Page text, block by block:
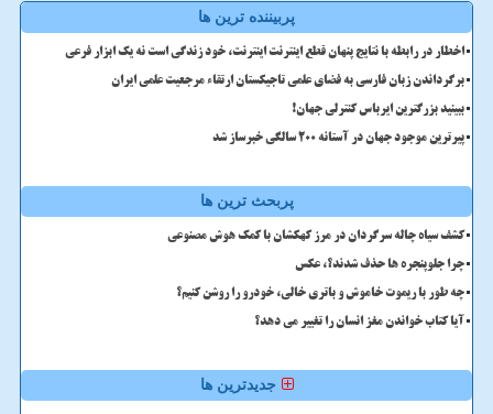
پربیننده ترین ها
اخطار در رابطه با نتایج پنهان قطع اینترنت اینترنت، خود زندگی است نه یک ابزار فرعی
برگرداندن زبان فارسی به فضای علمی تاجیکستان ارتقاء مرجعیت علمی ایران
ببینید بزرگترین ایرباس کنترلی جهان!
پیرترین موجود جهان در آستانه ۲۰۰ سالگی خبرساز شد
پربحث ترین ها
کشف سیاه چاله سرگردان در مرز کهکشان با کمک هوش مصنوعی
چرا جلوپنجره ها حذف شدند؟، عکس
چه طور با ریموت خاموش و باتری خالی، خودرو را روشن کنیم؟
آیا کتاب خواندن مغز انسان را تغییر می دهد؟
جدیدترین ها